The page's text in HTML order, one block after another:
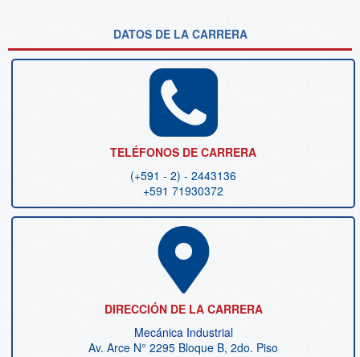
DATOS DE LA CARRERA
TELÉFONOS DE CARRERA
(+591 - 2) - 2443136
+591 71930372
DIRECCIÓN DE LA CARRERA
Mecánica Industrial
Av. Arce N° 2295 Bloque B, 2do. Piso